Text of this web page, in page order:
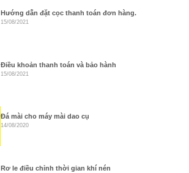
Hướng dẫn đặt cọc thanh toán đơn hàng.
15/08/2021
Điều khoản thanh toán và bảo hành
15/08/2021
Đá mài cho máy mài dao cụ
14/08/2020
Rơ le điều chỉnh thời gian khí nén